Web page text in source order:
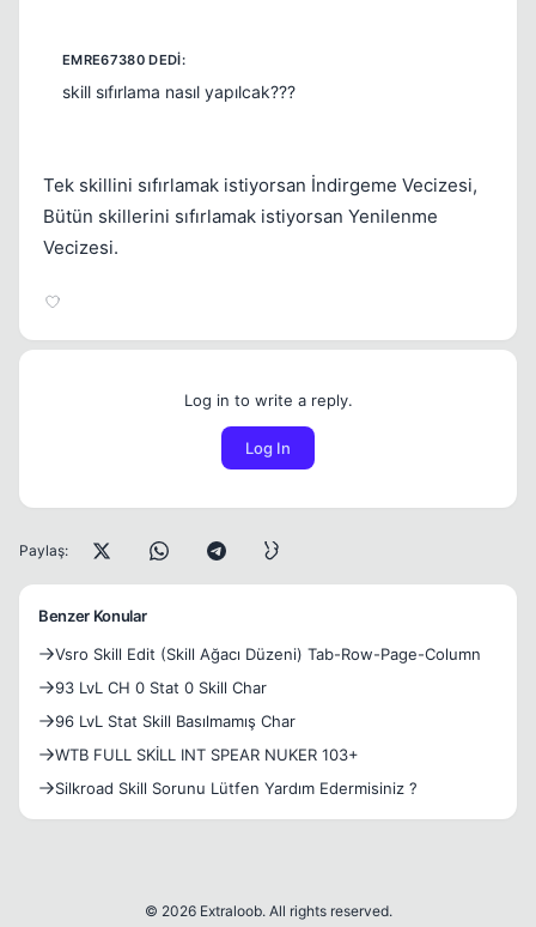
skill sıfırlama nasıl yapılcak???
Tek skillini sıfırlamak istiyorsan İndirgeme Vecizesi,
Bütün skillerini sıfırlamak istiyorsan Yenilenme
Vecizesi.
Log in to write a reply.
Log In
Paylaş:
Benzer Konular
Vsro Skill Edit (Skill Ağacı Düzeni) Tab-Row-Page-Column
93 LvL CH 0 Stat 0 Skill Char
96 LvL Stat Skill Basılmamış Char
WTB FULL SKİLL INT SPEAR NUKER 103+
Silkroad Skill Sorunu Lütfen Yardım Edermisiniz ?
© 2026 Extraloob. All rights reserved.